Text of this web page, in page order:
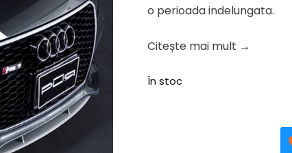
o perioada indelungata.
Citește mai mult →
În stoc